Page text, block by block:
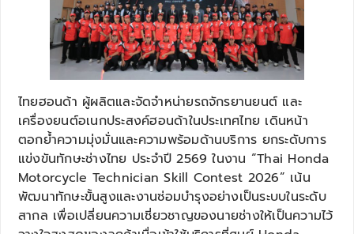
ไทยฮอนด้า ผู้ผลิตและจัดจำหน่ายรถจักรยานยนต์ และ
เครื่องยนต์อเนกประสงค์ฮอนด้าในประเทศไทย เดินหน้า
ตอกย้ำความมุ่งมั่นและความพร้อมด้านบริการ ยกระดับการ
แข่งขันทักษะช่างไทย ประจำปี 2569 ในงาน “Thai Honda
Motorcycle Technician Skill Contest 2026” เน้น
พัฒนาทักษะขั้นสูงและงานซ่อมบำรุงอย่างเป็นระบบในระดับ
สากล เพื่อเปลี่ยนความเชี่ยวชาญของนายช่างให้เป็นความไว้